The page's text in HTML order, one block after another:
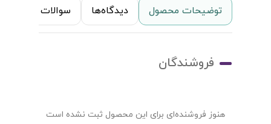
توضیحات محصول دیدگاه‌ها سوالات متداول
فروشندگان
هنوز فروشنده‌ای برای این محصول ثبت نشده است